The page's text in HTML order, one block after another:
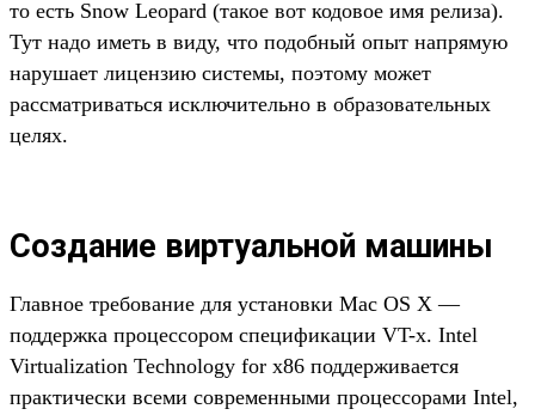
то есть Snow Leopard (такое вот кодовое имя релиза).
Тут надо иметь в виду, что подобный опыт напрямую
нарушает лицензию системы, поэтому может
рассматриваться исключительно в образовательных
целях.
Создание виртуальной машины
Главное требование для установки Mac OS X —
поддержка процессором спецификации VT-x. Intel
Virtualization Technology for x86 поддерживается
практически всеми современными процессорами Intel,